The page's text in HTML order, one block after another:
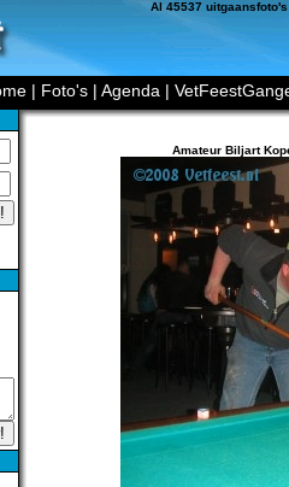
Al 45537
| Foto's | Agenda |
Amateur Biljart